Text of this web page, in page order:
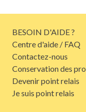
BESOIN D'AIDE ?
Centre d'aide / FAQ
Contactez-nous
Conservation des
Devenir point relais
Je suis point relais